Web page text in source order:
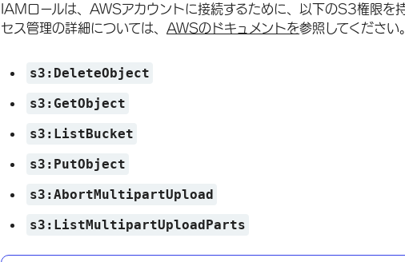
IAMロールは、AWSアカウントに接続するために、以下のS3権限を
セス管理の詳細については、 AWSのドキュメントを参照してください
s3:DeleteObject
s3:GetObject
s3:ListBucket
s3:PutObject
s3:AbortMultipartUpload
s3:ListMultipartUploadParts